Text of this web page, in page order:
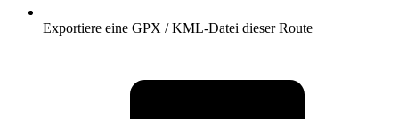
Exportiere eine GPX / KML-Datei dieser Route